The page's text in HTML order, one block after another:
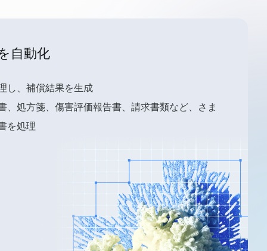
自動化
し、補償結果を生成
、処方箋、傷害評価報告書、請求書類など、さま
を処理